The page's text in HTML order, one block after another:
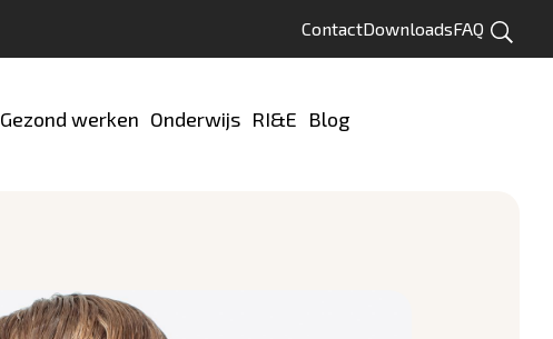
ContactDownloadsFAQ
Zoeken
Gezond werken Onderwijs RI&E Blog